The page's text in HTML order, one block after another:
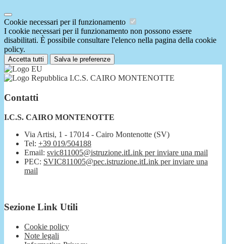
Cookie necessari per il funzionamento
I cookie necessari per il funzionamento non possono essere
disabilitati. È possibile consultare l'elenco nella pagina della cookie
policy.
Accetta tutti Salva le preferenze
I.C.S. CAIRO MONTENOTTE
Contatti
I.C.S. CAIRO MONTENOTTE
Via Artisi, 1 - 17014 - Cairo Montenotte (SV)
Tel: +39 019/504188
Email: svic811005@istruzione.itLink per inviare una mail
PEC: SVIC811005@pec.istruzione.itLink per inviare una
mail
Sezione Link Utili
Cookie policy
Note legali